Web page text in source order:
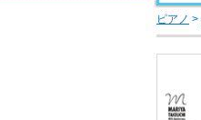
ピアノ >